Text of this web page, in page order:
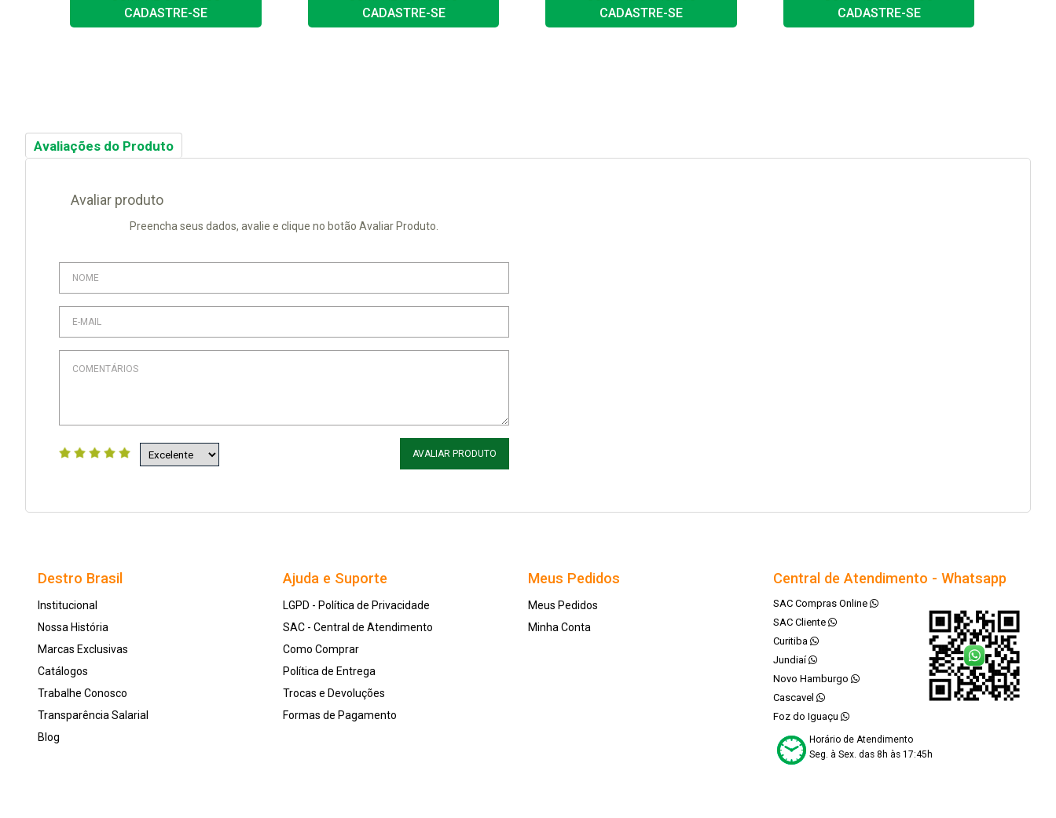
CADASTRE-SE
CADASTRE-SE
CADASTRE-SE
CADASTRE-SE
Avaliações do Produto
Avaliar produto
Preencha seus dados, avalie e clique no botão Avaliar Produto.
AVALIAR PRODUTO
Destro Brasil
Institucional
Nossa História
Marcas Exclusivas
Catálogos
Trabalhe Conosco
Transparência Salarial
Blog
Ajuda e Suporte
LGPD - Política de Privacidade
SAC - Central de Atendimento
Como Comprar
Política de Entrega
Trocas e Devoluções
Formas de Pagamento
Meus Pedidos
Meus Pedidos
Minha Conta
Central de Atendimento - Whatsapp
SAC Compras Online
SAC Cliente
Curitiba
Jundiaí
Novo Hamburgo
Cascavel
Foz do Iguaçu
Horário de Atendimento
Seg. à Sex. das 8h às 17:45h